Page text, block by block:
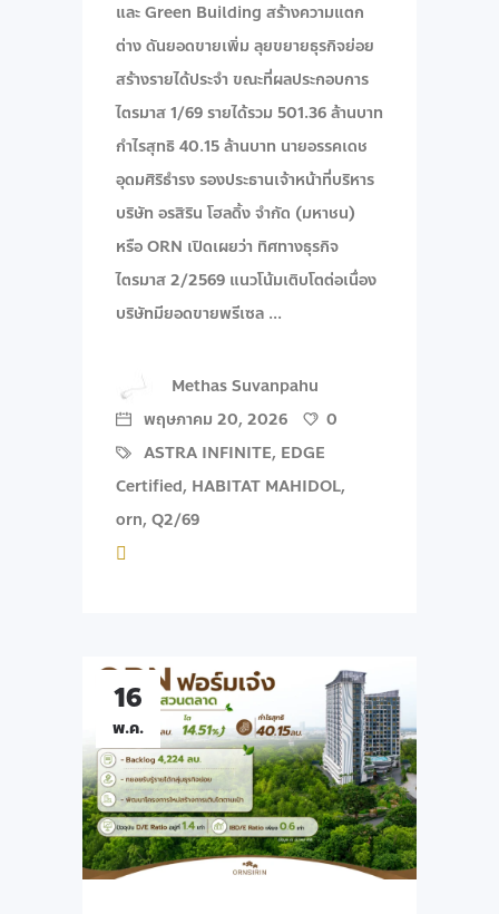
และ Green Building สร้างความแตก
ต่าง ดันยอดขายเพิ่ม ลุยขยายธุรกิจย่อย
สร้างรายได้ประจำ ขณะที่ผลประกอบการ
ไตรมาส 1/69 รายได้รวม 501.36 ล้านบาท
กำไรสุทธิ 40.15 ล้านบาท นายอรรคเดช
อุดมศิริธำรง รองประธานเจ้าหน้าที่บริหาร
บริษัท อรสิริน โฮลดิ้ง จํากัด (มหาชน)
หรือ ORN เปิดเผยว่า ทิศทางธุรกิจ
ไตรมาส 2/2569 แนวโน้มเติบโตต่อเนื่อง
บริษัทมียอดขายพรีเซล
Methas Suvanpahu
พฤษภาคม 20, 2026
0
ASTRA INFINITE, EDGE
Certified, HABITAT MAHIDOL,
orn, Q2/69
16
พ.ค.